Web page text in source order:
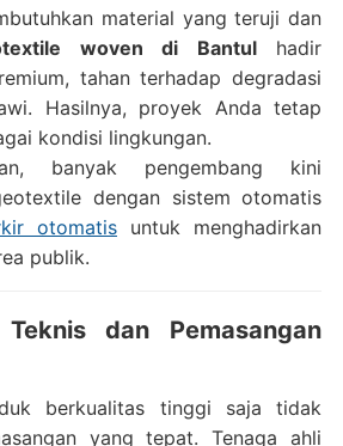
material yang teruji dan
woven di Bantulhadir
tahan terhadap degradasi
Hasilnya, proyek Anda tetap
kondisi lingkungan.
banyak pengembang kini
dengan sistem otomatis
otomatis untuk menghadirkan
publik.
dan Pemasangan
berkualitas tinggi saja tidak
yang tepat. Tenaga ahli